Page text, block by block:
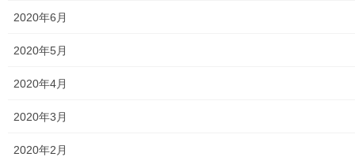
おとなの社会科第５３回講座「古文書から読み解く 多摩地方の明治維新は」
2019年6月26日
講義内容＆講座アーカイブズ
おとなの社会科第５３回講座「古
2020年6月
2020年5月
2020年4月
2020年3月
2020年2月